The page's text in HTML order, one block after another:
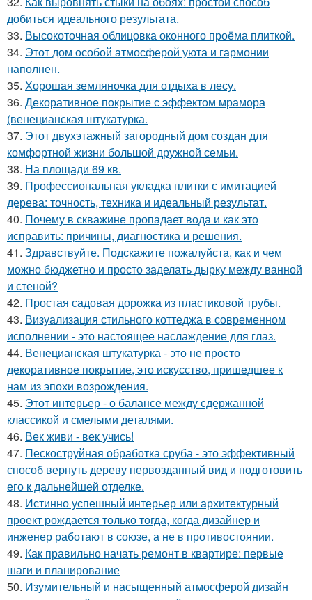
добиться идеального результата.
33. Высокоточная облицовка оконного проёма плиткой.
34. Этот дом особой атмосферой уюта и гармонии
наполнен.
35. Хорошая земляночка для отдыха в лесу.
36. Декоративное покрытие с эффектом мрамора
(венецианская штукатурка.
37. Этот двухэтажный загородный дом создан для
комфортной жизни большой дружной семьи.
38. На площади 69 кв.
39. Профессиональная укладка плитки с имитацией
дерева: точность, техника и идеальный результат.
40. Почему в скважине пропадает вода и как это
исправить: причины, диагностика и решения.
41. Здравствуйте. Подскажите пожалуйста, как и чем
можно бюджетно и просто заделать дырку между ванной
и стеной?
42. Простая садовая дорожка из пластиковой трубы.
43. Визуализация стильного коттеджа в современном
исполнении - это настоящее наслаждение для глаз.
44. Венецианская штукатурка - это не просто
декоративное покрытие, это искусство, пришедшее к
нам из эпохи возрождения.
45. Этот интерьер - о балансе между сдержанной
классикой и смелыми деталями.
46. Век живи - век учись!
47. Пескоструйная обработка сруба - это эффективный
способ вернуть дереву первозданный вид и подготовить
его к дальнейшей отделке.
48. Истинно успешный интерьер или архитектурный
проект рождается только тогда, когда дизайнер и
инженер работают в союзе, а не в противостоянии.
49. Как правильно начать ремонт в квартире: первые
шаги и планирование
50. Изумительный и насыщенный атмосферой дизайн